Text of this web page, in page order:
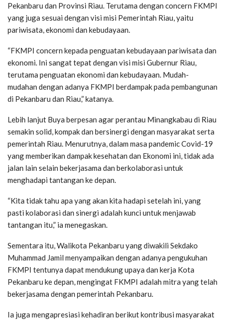
Pekanbaru dan Provinsi Riau. Terutama dengan concern FKMPI
yang juga sesuai dengan visi misi Pemerintah Riau, yaitu
pariwisata, ekonomi dan kebudayaan.
“FKMPI concern kepada penguatan kebudayaan pariwisata dan
ekonomi. Ini sangat tepat dengan visi misi Gubernur Riau,
terutama penguatan ekonomi dan kebudayaan. Mudah-
mudahan dengan adanya FKMPI berdampak pada pembangunan
di Pekanbaru dan Riau,” katanya.
Lebih lanjut Buya berpesan agar perantau Minangkabau di Riau
semakin solid, kompak dan bersinergi dengan masyarakat serta
pemerintah Riau. Menurutnya, dalam masa pandemic Covid-19
yang memberikan dampak kesehatan dan Ekonomi ini, tidak ada
jalan lain selain bekerjasama dan berkolaborasi untuk
menghadapi tantangan ke depan.
“Kita tidak tahu apa yang akan kita hadapi setelah ini, yang
pasti kolaborasi dan sinergi adalah kunci untuk menjawab
tantangan itu,” ia menegaskan.
Sementara itu, Walikota Pekanbaru yang diwakili Sekdako
Muhammad Jamil menyampaikan dengan adanya pengukuhan
FKMPI tentunya dapat mendukung upaya dan kerja Kota
Pekanbaru ke depan, mengingat FKMPI adalah mitra yang telah
bekerjasama dengan pemerintah Pekanbaru.
Ia juga mengapresiasi kehadiran berikut kontribusi masyarakat